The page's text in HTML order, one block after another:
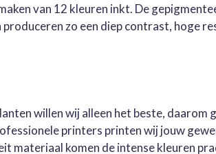
van 12 kleuren inkt. De
produceren zo een diep contrast, hoge
willen wij alleen het beste,
printers printen wij jouw
materiaal komen de intense kleuren